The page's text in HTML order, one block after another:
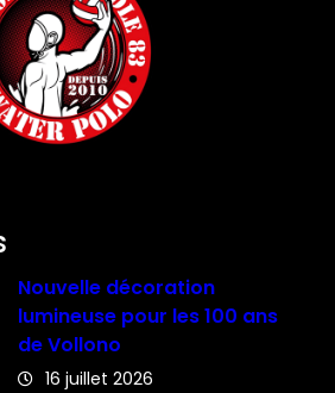
Nouvelle décoration
lumineuse pour les 100 ans
de Vollono
16 juillet 2026